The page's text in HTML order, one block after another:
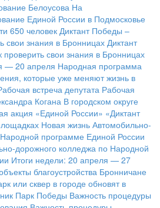
Белоусова На
Единой России в Подмосковье
650 человек Диктант Победы –
свои знания в Бронницах Диктант
свои знания в Бронницах
— 20 апреля Народная программа
которые уже меняют жизнь в
встреча депутата Рабочая
Когана В городском округе
акция «Единой России» «Диктант
Новая жизнь Автомобильно-
программе Единой России
дорожного колледжа по Народной
Итоги недели: 20 апреля — 27
благоустройства Бронничане
или сквер в городе обновят в
Парк Победы Важность процедуры